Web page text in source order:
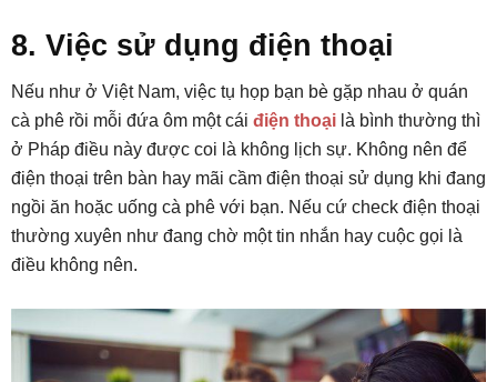
8. Việc sử dụng điện thoại
Nếu như ở Việt Nam, việc tụ họp bạn bè gặp nhau ở quán
cà phê rồi mỗi đứa ôm một cái điện thoại là bình thường thì
ở Pháp điều này được coi là không lịch sự. Không nên để
điện thoại trên bàn hay mãi cầm điện thoại sử dụng khi đang
ngồi ăn hoặc uống cà phê với bạn. Nếu cứ check điện thoại
thường xuyên như đang chờ một tin nhắn hay cuộc gọi là
điều không nên.